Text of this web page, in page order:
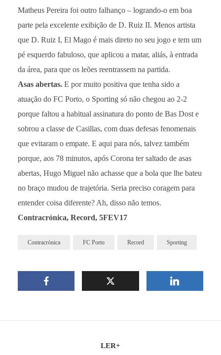
Matheus Pereira foi outro falhanço – logrando-o em boa
parte pela excelente exibição de D. Ruiz II. Menos artista
que D. Ruiz I, El Mago é mais direto no seu jogo e tem um
pé esquerdo fabuloso, que aplicou a matar, aliás, à entrada
da área, para que os leões reentrassem na partida.
Asas abertas.E por muito positiva que tenha sido a
atuação do FC Porto, o Sporting só não chegou ao 2-2
porque faltou a habitual assinatura do ponto de Bas Dost e
sobrou a classe de Casillas, com duas defesas fenomenais
que evitaram o empate. E aqui para nós, talvez também
porque, aos 78 minutos, após Corona ter saltado de asas
abertas, Hugo Miguel não achasse que a bola que lhe bateu
no braço mudou de trajetória. Seria preciso coragem para
entender coisa diferente? Ah, disso não temos.
Contracrónica, Record, 5FEV17
Contracrónica FC Porto Record Sporting
LER+